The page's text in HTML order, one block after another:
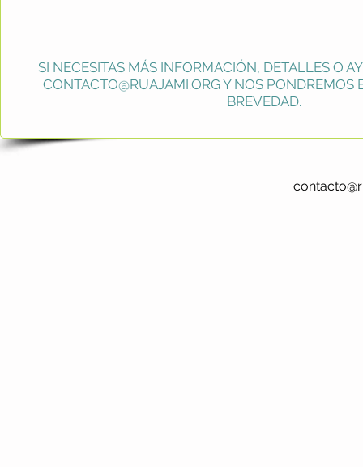
SI NECESITAS MÁS INFORMACIÓN, DETALLES O
CONTACTO@RUAJAMI.ORGY NOS PONDREMOS
BREVEDAD.